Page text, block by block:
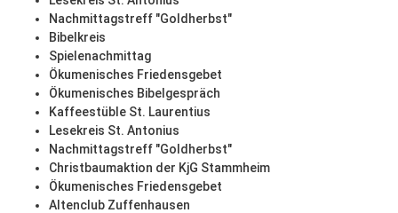
Nachmittagstreff "Goldherbst"
Bibelkreis
Spielenachmittag
Ökumenisches Friedensgebet
Ökumenisches Bibelgespräch
Kaffeestüble St. Laurentius
Lesekreis St. Antonius
Nachmittagstreff "Goldherbst"
Christbaumaktion der KjG Stammheim
Ökumenisches Friedensgebet
Altenclub Zuffenhausen